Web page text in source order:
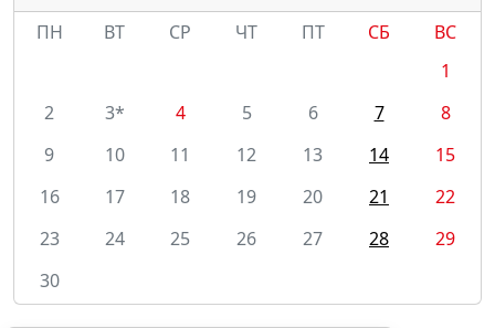
ПН
ВТ СР ЧТ ПТ СБ
ВС
1
2
3* 4 5 6 7
8
9
10 11 12 13 14
15
16
17 18 19 20 21
22
23
24 25 26 27 28
29
30